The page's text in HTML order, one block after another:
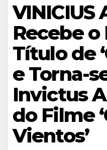
VINICIUS
Recebe
Título de
e Torna-
Invictus
do Filme
Vientos’